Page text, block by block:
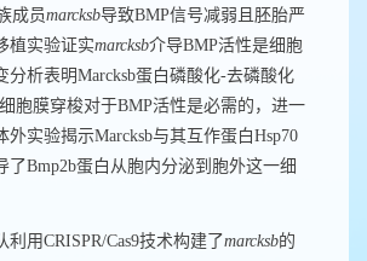
成员marcksb导致BMP信号减弱且胚胎严
植实验证实marcksb介导BMP活性是细胞
分析表明Marcksb蛋白磷酸化-去磷酸化
细胞膜穿梭对于BMP活性是必需的，进一
外实验揭示Marcksb与其互作蛋白Hsp70
了Bmp2b蛋白从胞内分泌到胞外这一细
利用CRISPR/Cas9技术构建了marcksb的